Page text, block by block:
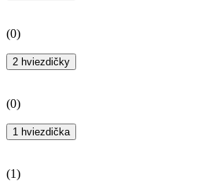
(0)
2 hviezdičky
(0)
1 hviezdička
(1)